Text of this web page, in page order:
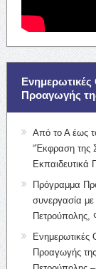
Προαγωγής
Από το Α έως
“Έκφραση της
Εκπαιδευτικά
Πρόγραμμα
συνεργασία
Πετρούπολης,
Προαγωγής